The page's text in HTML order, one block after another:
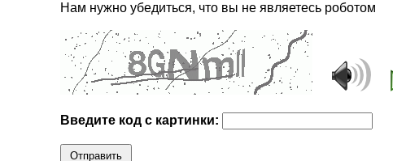
Нам нужно убедиться, что вы не являетесь роботом
Введите код с картинки:
Отправить